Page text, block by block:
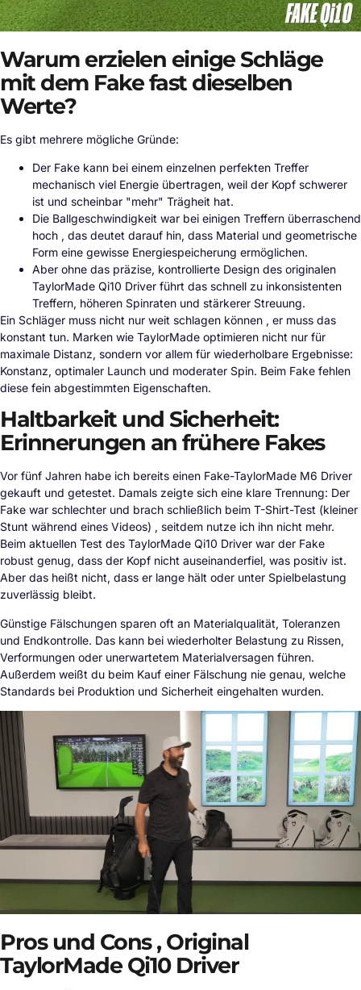
Warum erzielen einige Schläge
mit dem Fake fast dieselben
Werte?
Es gibt mehrere mögliche Gründe:
Der Fake kann bei einem einzelnen perfekten Treffer
mechanisch viel Energie übertragen, weil der Kopf schwerer
ist und scheinbar "mehr" Trägheit hat.
Die Ballgeschwindigkeit war bei einigen Treffern überraschend
hoch , das deutet darauf hin, dass Material und geometrische
Form eine gewisse Energiespeicherung ermöglichen.
Aber ohne das präzise, kontrollierte Design des originalen
TaylorMade Qi10 Driver führt das schnell zu inkonsistenten
Treffern, höheren Spinraten und stärkerer Streuung.
Ein Schläger muss nicht nur weit schlagen können , er muss das
konstant tun. Marken wie TaylorMade optimieren nicht nur für
maximale Distanz, sondern vor allem für wiederholbare Ergebnisse:
Konstanz, optimaler Launch und moderater Spin. Beim Fake fehlen
diese fein abgestimmten Eigenschaften.
Haltbarkeit und Sicherheit:
Erinnerungen an frühere Fakes
Vor fünf Jahren habe ich bereits einen Fake-TaylorMade M6 Driver
gekauft und getestet. Damals zeigte sich eine klare Trennung: Der
Fake war schlechter und brach schließlich beim T-Shirt-Test (kleiner
Stunt während eines Videos) , seitdem nutze ich ihn nicht mehr.
Beim aktuellen Test des TaylorMade Qi10 Driver war der Fake
robust genug, dass der Kopf nicht auseinanderfiel, was positiv ist.
Aber das heißt nicht, dass er lange hält oder unter Spielbelastung
zuverlässig bleibt.
Günstige Fälschungen sparen oft an Materialqualität, Toleranzen
und Endkontrolle. Das kann bei wiederholter Belastung zu Rissen,
Verformungen oder unerwartetem Materialversagen führen.
Außerdem weißt du beim Kauf einer Fälschung nie genau, welche
Standards bei Produktion und Sicherheit eingehalten wurden.
Pros und Cons , Original
TaylorMade Qi10 Driver